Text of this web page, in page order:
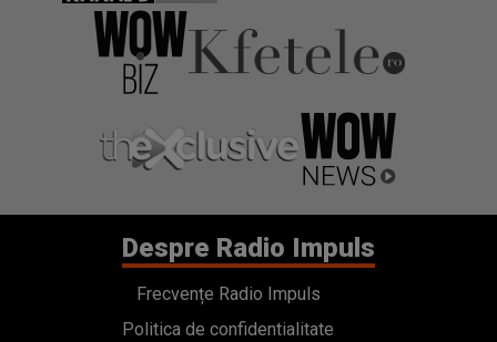
Despre Radio Impuls
Frecvențe Radio Impuls
Politica de confidentialitate